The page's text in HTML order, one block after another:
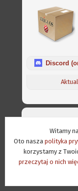
Witamy
Oto nasza polityka
korzystamy z
przeczytaj o nich
Discord